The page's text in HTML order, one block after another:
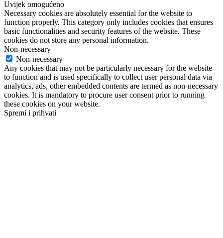
Uvijek omogućeno
Necessary cookies are absolutely essential for the website to
function properly. This category only includes cookies that ensures
basic functionalities and security features of the website. These
cookies do not store any personal information.
Non-necessary
Non-necessary
Any cookies that may not be particularly necessary for the website
to function and is used specifically to collect user personal data via
analytics, ads, other embedded contents are termed as non-necessary
cookies. It is mandatory to procure user consent prior to running
these cookies on your website.
Spremi i prihvati